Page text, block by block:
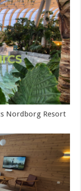
Nordborg Resort